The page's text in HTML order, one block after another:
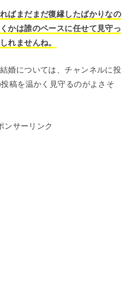
ばまだまだ復縁したばかりなの
かは誰のペースに任せて見守っ
れませんね。
婚については、チャンネルに投
稿を温かく見守るのがよさそ
ンサーリンク